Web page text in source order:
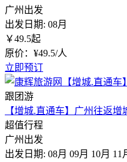
广州出发
出发日期: 08月
￥49.5起
原价：¥49.5/人
立即预订
跟团游
【增城.直通车】广州往返
超值行程
广州出发
出发日期: 08月 09月 10月 11